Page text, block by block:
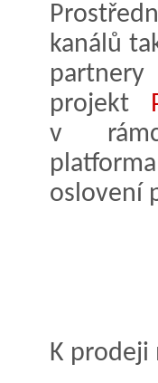
kanálů
partnery
projekt
v
oslovení
K